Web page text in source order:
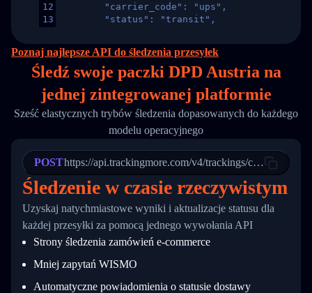
12
13
16
17
19
20
21
24
26
27
28
29
30
31
32
33
34
        "carrier_code": "ups",
        "status": "transit",
        "itemTimeLength": 2,
        "weblink": "",
        "phone": null,
        "trackinfo": [
          {
            "Date": "2017-03-08 04: 22: 00",
"StatusDescription": "Departed
          },
          {
            "Date": "2017-03-06 15:28:00",
"StatusDescription": "Shipment
"Details": "BEIJING-
          }
        ]
      }
  }
}
Poznaj najlepsze API do śledzenia przesyłek
Śledź swoje paczki DPD Austria na
jednej zintegrowanej platformie
Sześć elastycznych trybów śledzenia dopasowanych do każdego
modelu operacyjnego
POSThttps://api.trackingmore.com/v4/trackings/create
Śledzenie w czasie rzeczywistym
Uzyskaj natychmiastowe wyniki i aktualizacje statusu dla
każdej przesyłki za pomocą jednego wywołania API
Strony śledzenia zamówień e-commerce
Mniej zapytań WISMO
Automatyczne powiadomienia o statusie dostawy